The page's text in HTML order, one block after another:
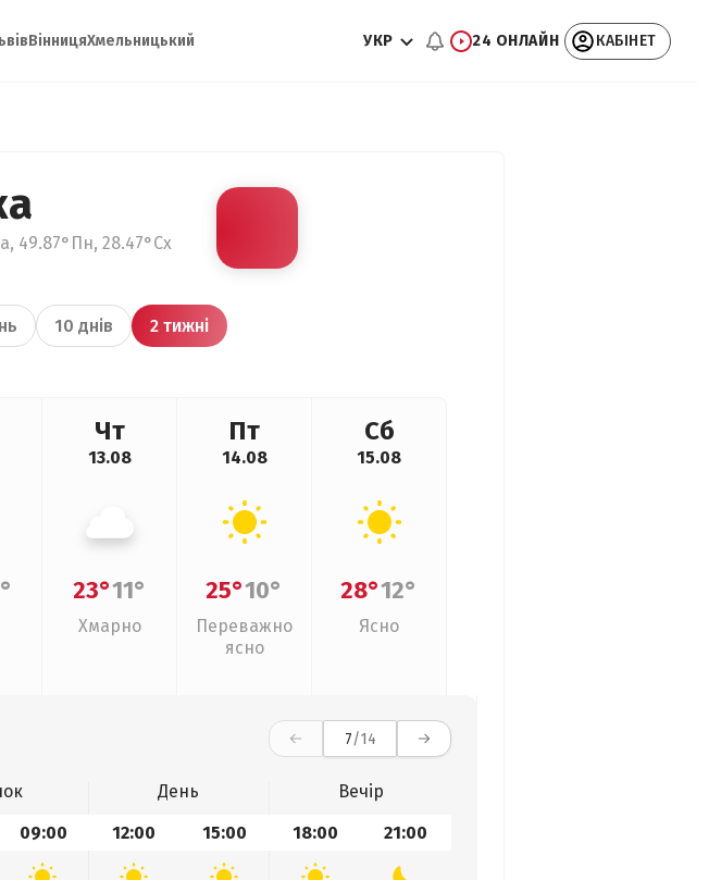
ВінницяХмельницький УКР 24 ОНЛАЙН КАБІНЕТ
49.87°Пн, 28.47°Сх
10 днів 2 тижні
Чт
13.08
23°11°
Хмарно
Пт
14.08
25°10°
Переважно
ясно
Сб
15.08
28°12°
Ясно
7/14
День
Вечір
09:00 12:00 15:00 18:00 21:00